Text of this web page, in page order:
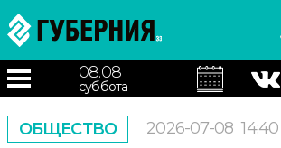
08.08
суббота
ОБЩЕСТВО 2026-07-08 14:40